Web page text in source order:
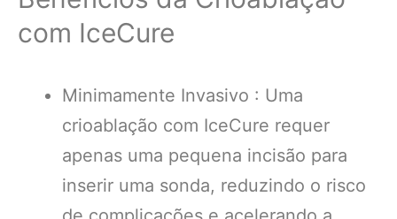
com IceCure
Minimamente Invasivo : Uma
crioablação com IceCure requer
apenas uma pequena incisão para
inserir uma sonda, reduzindo o risco